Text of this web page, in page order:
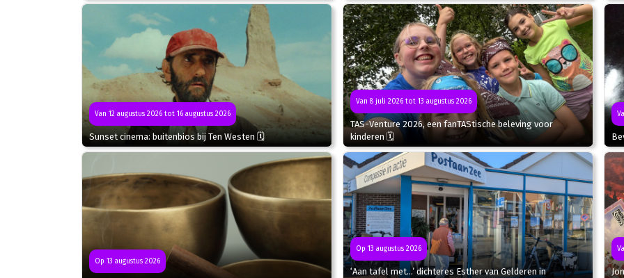
Van 12 augustus 2026 tot 16 augustus 2026
Sunset cinema: buitenbios bij Ten Westen 🗓
Van 8 juli 2026 tot 13 augustus 2026
TAS-Venture 2026, een fanTAStische beleving voor
kinderen 🗓
Op 13 augustus 2026
Op 13 augustus 2026
‘Aan tafel met…’ dichteres Esther van Gelderen in